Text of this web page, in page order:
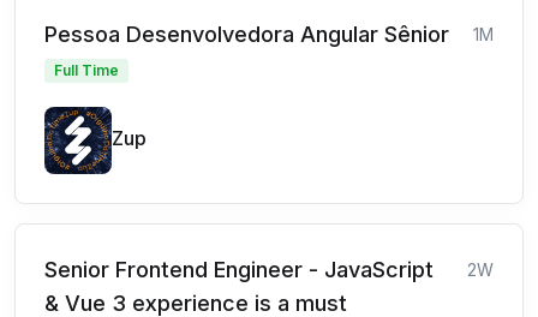
Pessoa Desenvolvedora Angular Sênior 1M
Full Time
Zup
Senior Frontend Engineer - JavaScript
& Vue 3 experience is a must
2W